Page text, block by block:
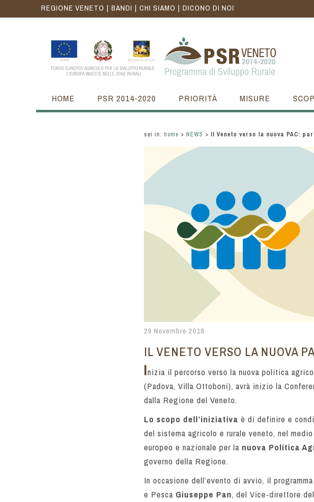
REGIONE VENETO BANDI CHI SIAMO DICONO DI NOI
HOME PSR 2014-2020 PRIORITÀ MISURE
sei in: home > NEWS > Il Veneto verso la nuova PAC:
29 Novembre 2018
IL VENETO VERSO LA NUOVA
Inizia il percorso verso la nuova politica
(Padova, Villa Ottoboni), avrà inizio la
dalla Regione del Veneto.
Lo scopo dell’iniziativa è di definire e
del sistema agricolo e rurale veneto, nel
europeo e nazionale per la nuova Politica
governo della Regione.
In occasione dell’evento di avvio, il
e Pesca Giuseppe Pan, del Vice-direttore